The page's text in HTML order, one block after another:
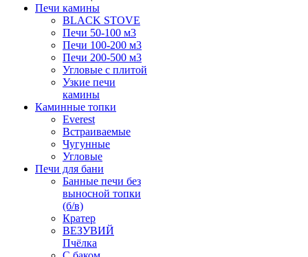
Печи камины
BLACK STOVE
Печи 50-100 м3
Печи 100-200 м3
Печи 200-500 м3
Угловые с плитой
Узкие печи
камины
Каминные топки
Everest
Встраиваемые
Чугунные
Угловые
Печи для бани
Банные печи без
выносной топки
(б/в)
Кратер
ВЕЗУВИЙ
Пчёлка